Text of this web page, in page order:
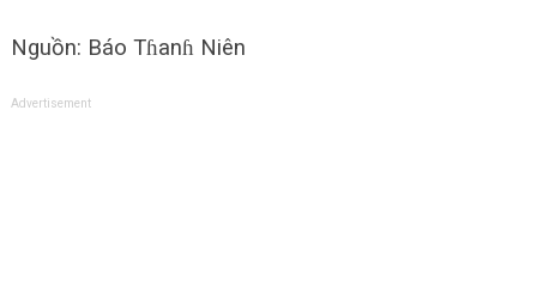
Nguồn: Báo Tɦanɦ Niên
Advertisement